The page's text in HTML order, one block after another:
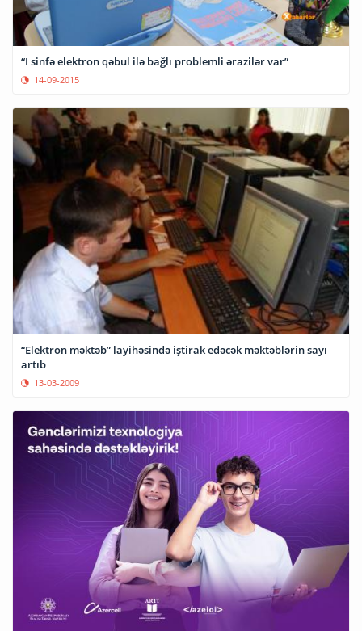
“I sinfə elektron qəbul ilə bağlı problemli ərazilər var”
14-09-2015
“Elektron məktəb” layihəsində iştirak edəcək məktəblərin sayı
artıb
13-03-2009